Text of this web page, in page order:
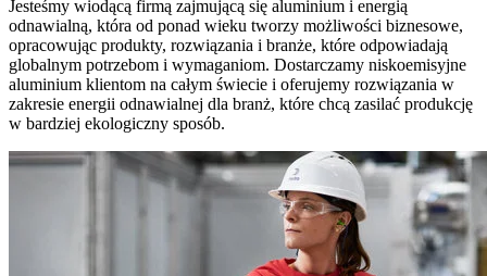
Jesteśmy wiodącą firmą zajmującą się aluminium i energią
odnawialną, która od ponad wieku tworzy możliwości biznesowe,
opracowując produkty, rozwiązania i branże, które odpowiadają
globalnym potrzebom i wymaganiom. Dostarczamy niskoemisyjne
aluminium klientom na całym świecie i oferujemy rozwiązania w
zakresie energii odnawialnej dla branż, które chcą zasilać produkcję
w bardziej ekologiczny sposób.